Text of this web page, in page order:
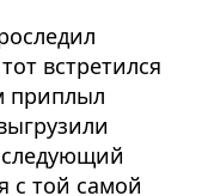
встретился
приплыл
с той самой